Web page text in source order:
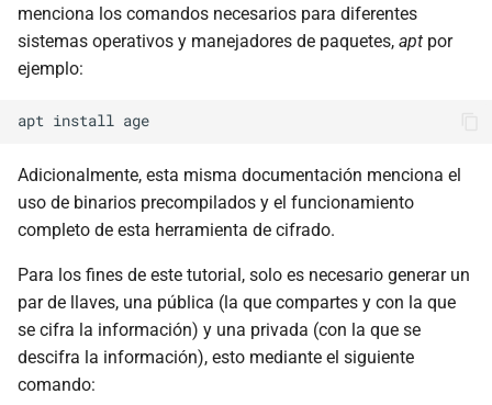
menciona los comandos necesarios para diferentes
sistemas operativos y manejadores de paquetes, apt por
ejemplo:
apt install
Adicionalmente, esta misma documentación menciona el
uso de binarios precompilados y el funcionamiento
completo de esta herramienta de cifrado.
Para los fines de este tutorial, solo es necesario generar un
par de llaves, una pública (la que compartes y con la que
se cifra la información) y una privada (con la que se
descifra la información), esto mediante el siguiente
comando: